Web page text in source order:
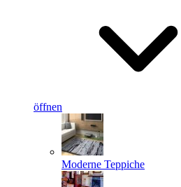
öffnen
Moderne Teppiche